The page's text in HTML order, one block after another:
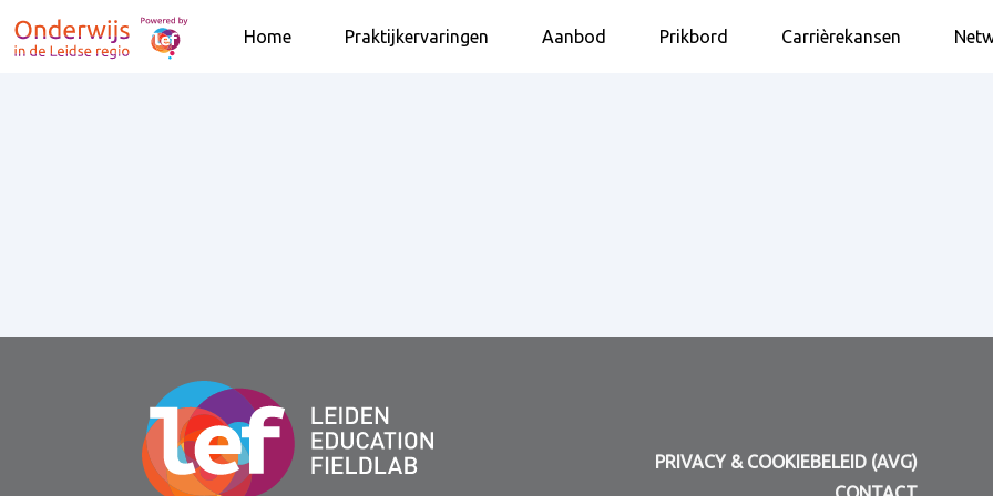
Home Praktijkervaringen Aanbod Prikbord Carrièrekansen
PRIVACY & COOKIEBELEID (AVG)